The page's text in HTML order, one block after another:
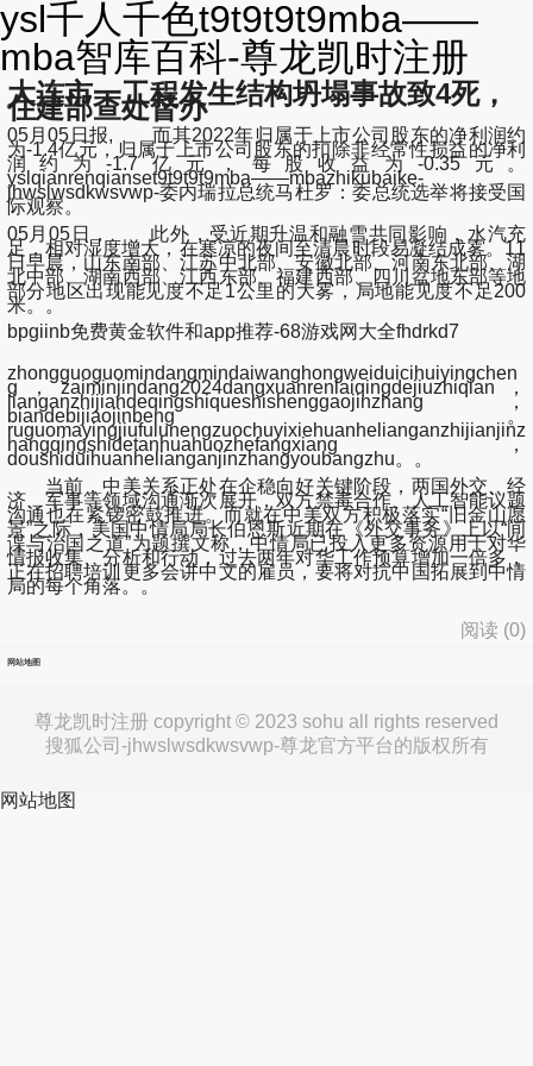
ysl千人千色t9t9t9t9mba——
mba智库百科-尊龙凯时注册
大连市一工程发生结构坍塌事故致4死，
住建部查处督办
05月05日报, 而其2022年归属于上市公司股东的净利润约
为-1.4亿元，归属于上市公司股东的扣除非经常性损益的净利
润约为-1.7亿元，每股收益为-0.35元。
yslqianrenqianset9t9t9t9mba——mbazhikubaike-
jhwslwsdkwsvwp-委内瑞拉总统马杜罗：委总统选举将接受国
际观察。
05月05日， 此外，受近期升温和融雪共同影响，水汽充
足，相对湿度增大，在寒凉的夜间至清晨时段易凝结成雾。11
日早晨，山东南部、江苏中北部、安徽北部、河南东北部、湖
北中部、湖南西部、江西东部、福建西部、四川盆地东部等地
部分地区出现能见度不足1公里的大雾，局地能见度不足200
米。。
bpgiinb免费黄金软件和app推荐-68游戏网大全fhdrkd7
zhongguoguomindangmindaiwanghongweiduicihuiyingchen
g，zaiminjindang2024dangxuanrenlaiqingdejiuzhiqian，
lianganzhijiandeqingshiqueshishenggaojinzhang，
biandebijiaojinbeng。
ruguomayingjiufulunengzuochuyixiehuanhelianganzhijianjinz
hangqingshidetanhuahuozhefangxiang，
doushiduihuanhelianganjinzhangyoubangzhu。。
当前，中美关系正处在企稳向好关键阶段，两国外交、经
济、军事等领域沟通渐次展开，双方禁毒合作、人工智能议题
沟通也在紧锣密鼓推进。而就在中美双方积极落实“旧金山愿
景”之际，美国中情局局长伯恩斯近期在《外交事务》上以“间
谍与治国之道”为题撰文称，中情局已投入更多资源用于对华
情报收集、分析和行动，过去两年对华工作预算增加一倍多，
正在招聘培训更多会讲中文的雇员，要将对抗中国拓展到中情
局的每个角落。。
阅读 (0)
网站地图
尊龙凯时注册 copyright © 2023 sohu all rights reserved
搜狐公司-jhwslwsdkwsvwp-尊龙官方平台的版权所有
网站地图